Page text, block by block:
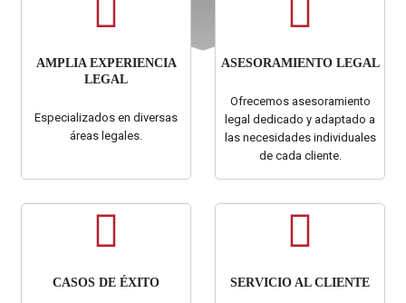
AMPLIA EXPERIENCIA
LEGAL
Especializados en diversas
áreas legales.
ASESORAMIENTO LEGAL
Ofrecemos asesoramiento
legal dedicado y adaptado a
las necesidades individuales
de cada cliente.
CASOS DE ÉXITO SERVICIO AL CLIENTE